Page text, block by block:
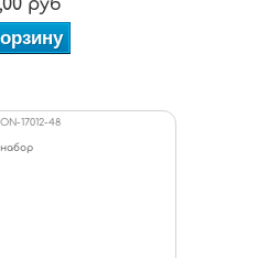
руб
ON-17012-48
набор